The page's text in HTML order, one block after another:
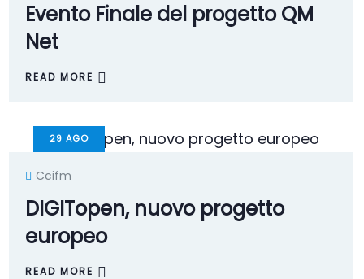
Evento Finale del progetto QM
Net
READ MORE
29 AGO
Ccifm
DIGITopen, nuovo progetto
europeo
READ MORE